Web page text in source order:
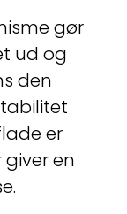
gør
ud og
den
er
en